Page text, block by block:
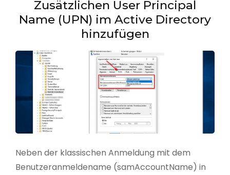
Zusätzlichen User Principal
Name (UPN) im Active Directory
hinzufügen
Neben der klassischen Anmeldung mit dem
Benutzeranmeldename (samAccountName) in